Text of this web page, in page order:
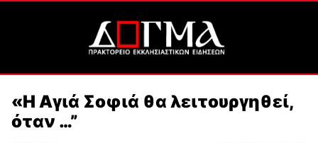
«Η Α­γιά Σο­φιά θα λει­τουρ­γη­θεί,
όταν …”